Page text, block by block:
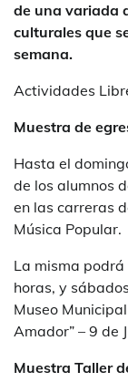
de una variada
culturales que
semana.
Actividades
Muestra de
Hasta el
de los alumnos
en las carreras
Música Popular.
La misma
horas, y
Museo
Amador” – 9 de
Muestra Taller